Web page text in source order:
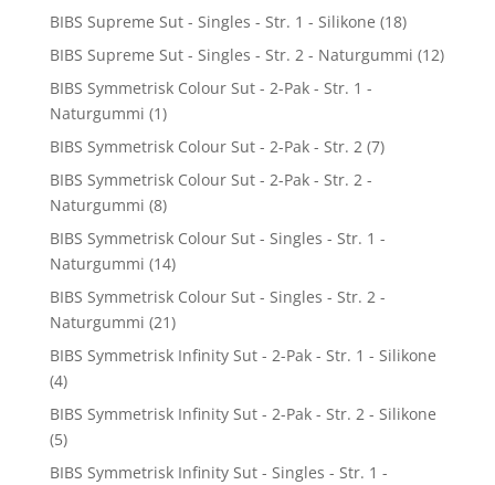
BIBS Supreme Sut - Singles - Str. 1 - Silikone (18)
BIBS Supreme Sut - Singles - Str. 2 - Naturgummi (12)
BIBS Symmetrisk Colour Sut - 2-Pak - Str. 1 -
Naturgummi (1)
BIBS Symmetrisk Colour Sut - 2-Pak - Str. 2 (7)
BIBS Symmetrisk Colour Sut - 2-Pak - Str. 2 -
Naturgummi (8)
BIBS Symmetrisk Colour Sut - Singles - Str. 1 -
Naturgummi (14)
BIBS Symmetrisk Colour Sut - Singles - Str. 2 -
Naturgummi (21)
BIBS Symmetrisk Infinity Sut - 2-Pak - Str. 1 - Silikone
(4)
BIBS Symmetrisk Infinity Sut - 2-Pak - Str. 2 - Silikone
(5)
BIBS Symmetrisk Infinity Sut - Singles - Str. 1 -